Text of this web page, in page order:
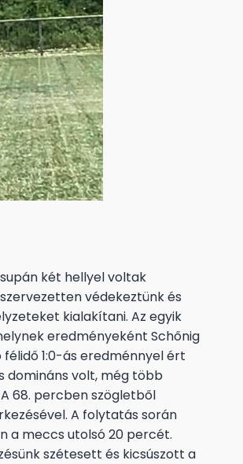
két hellyel voltak
védekeztünk és
kialakítani. Az egyik
eredményeként Schőnig
1:0-ás eredménnyel ért
domináns volt, még több
68. percben szögletből
A folytatás során
a meccs utolsó 20 percét.
szétesett és kicsúszott a